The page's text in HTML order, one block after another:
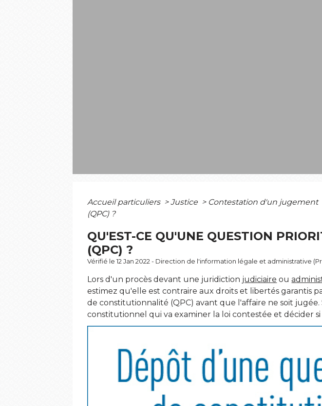
Accueil particuliers > Justice > Contestation d'un jugement
(QPC) ?
QU'EST-CE QU'UNE QUESTION
(QPC) ?
Vérifié le 12 Jan 2022 - Direction de l'information légale et administrative
Lors d'un procès devant une juridiction judiciaire ou
estimez qu'elle est contraire aux droits et libertés garantis
de constitutionnalité (QPC) avant que l'affaire ne soit jugée.
constitutionnel qui va examiner la loi contestée et décider